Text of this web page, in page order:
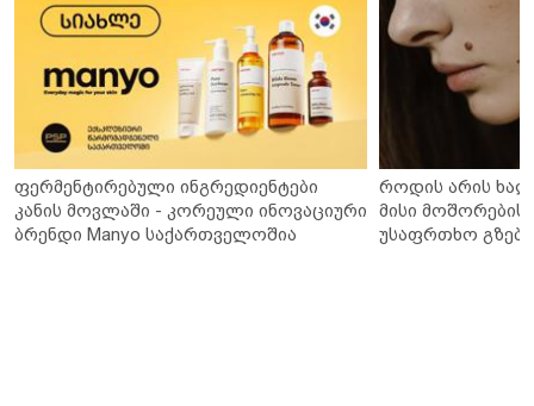
ფერმენტირებული ინგრედიენტები
კანის მოვლაში - კორეული ინოვაციური
ბრენდი Manyo საქართველოშია
როდის არის
მისი მოშორების
უსაფრთხო გზები